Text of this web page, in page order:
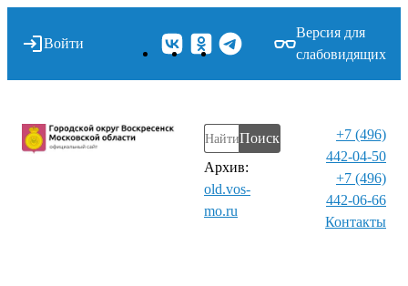
Войти
Версия для
слабовидящих
Поиск
Архив:
old.vos-
mo.ru
+7 (496)
442-04-50
+7 (496)
442-06-66
Контакты⁠